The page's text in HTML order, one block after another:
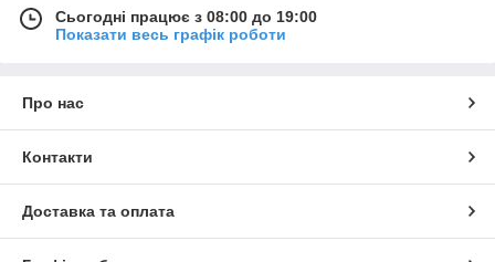
Сьогодні працює з 08:00 до 19:00
Показати весь графік роботи
Про нас
Контакти
Доставка та оплата